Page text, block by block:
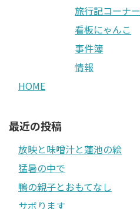
旅行記コーナー
看板にゃんこ
事件簿
情報
HOME
最近の投稿
放映と味噌汁と蓮池の絵
猛暑の中で
鴨の親子とおもてなし
サボります